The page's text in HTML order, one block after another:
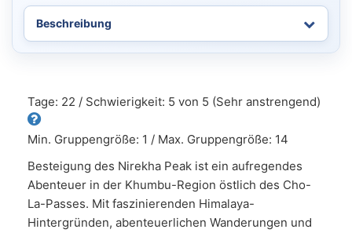
Tage: 22 / Schwierigkeit: 5 von 5 (Sehr anstrengend)
Min. Gruppengröße: 1 / Max. Gruppengröße: 14
Besteigung des Nirekha Peak ist ein aufregendes
Abenteuer in der Khumbu-Region östlich des Cho-
La-Passes. Mit faszinierenden Himalaya-
Hintergründen, abenteuerlichen Wanderungen und